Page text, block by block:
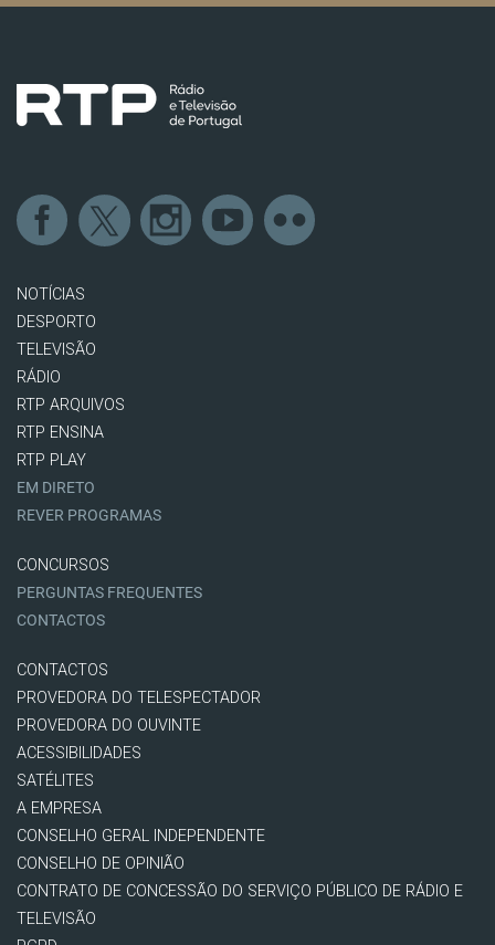
NOTÍCIAS
DESPORTO
TELEVISÃO
RÁDIO
RTP ARQUIVOS
RTP ENSINA
RTP PLAY
EM DIRETO
REVER PROGRAMAS
CONCURSOS
PERGUNTAS FREQUENTES
CONTACTOS
CONTACTOS
PROVEDORA DO TELESPECTADOR
PROVEDORA DO OUVINTE
ACESSIBILIDADES
SATÉLITES
A EMPRESA
CONSELHO GERAL INDEPENDENTE
CONSELHO DE OPINIÃO
CONTRATO DE CONCESSÃO DO SERVIÇO PÚBLICO DE RÁDIO E
TELEVISÃO